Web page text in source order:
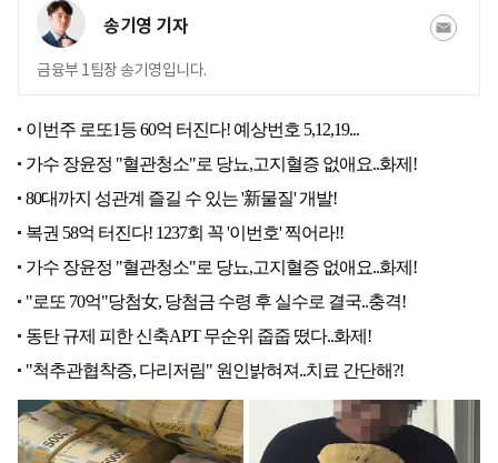
송기영 기자
금융부 1팀장 송기영입니다.